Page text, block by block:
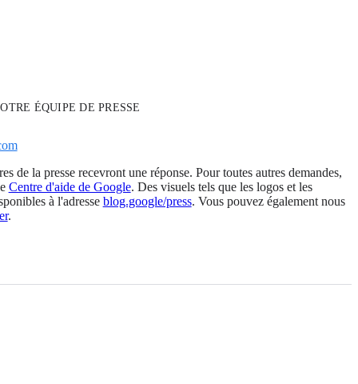
ÉQUIPE DE PRESSE
de la presse recevront une réponse. Pour toutes autres demandes,
Centre d'aide de Google. Des visuels tels que les logos et les
à l'adresse blog.google/press. Vous pouvez également nous
.